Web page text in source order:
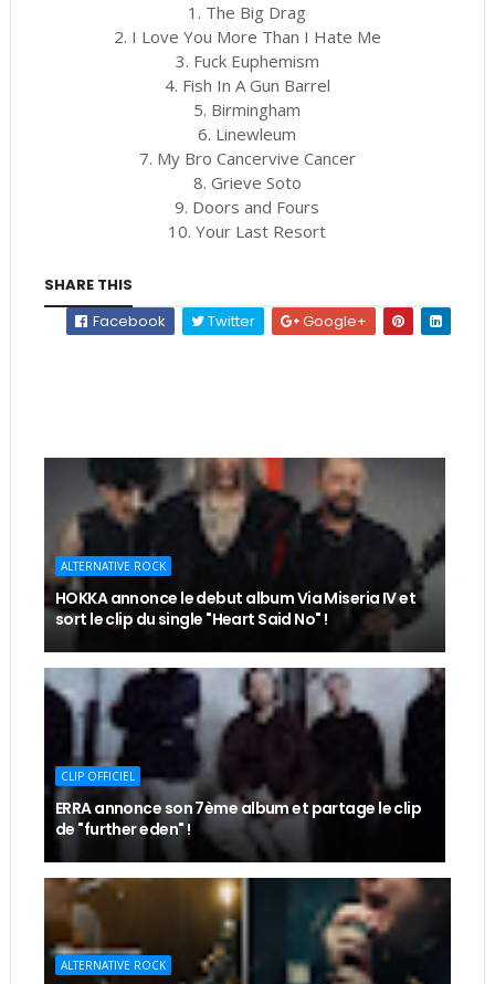
1. The Big Drag
2. I Love You More Than I Hate Me
3. Fuck Euphemism
4. Fish In A Gun Barrel
5. Birmingham
6. Linewleum
7. My Bro Cancervive Cancer
8. Grieve Soto
9. Doors and Fours
10. Your Last Resort
SHARE THIS
Facebook
Twitter Google+
ALTERNATIVE ROCK
HOKKA annonce le debut album Via Miseria IV et
sort le clip du single "Heart Said No" !
CLIP OFFICIEL
ERRA annonce son 7ème album et partage le clip
de "further eden" !
ALTERNATIVE ROCK